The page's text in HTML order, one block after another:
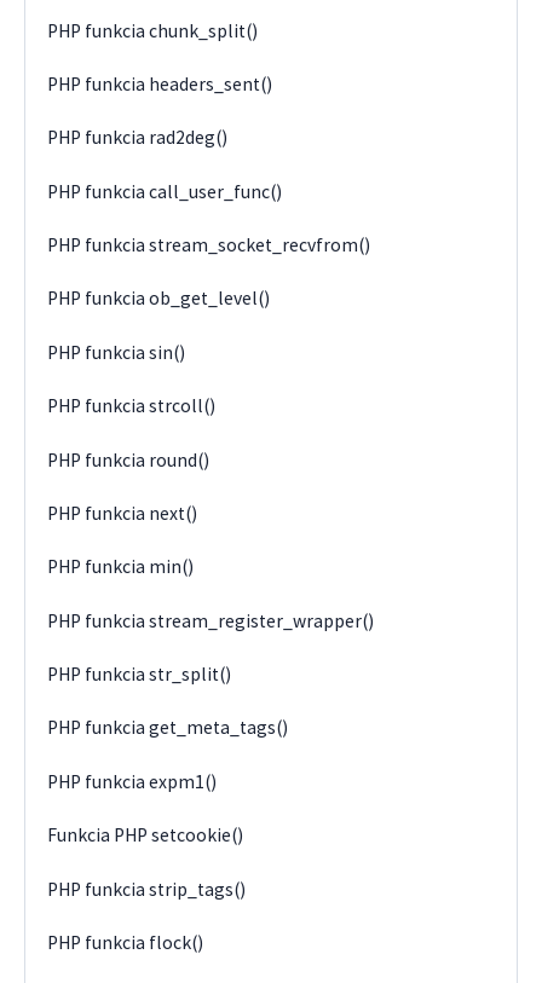
PHP funkcia chunk_split()
PHP funkcia headers_sent()
PHP funkcia rad2deg()
PHP funkcia call_user_func()
PHP funkcia stream_socket_recvfrom()
PHP funkcia ob_get_level()
PHP funkcia sin()
PHP funkcia strcoll()
PHP funkcia round()
PHP funkcia next()
PHP funkcia min()
PHP funkcia stream_register_wrapper()
PHP funkcia str_split()
PHP funkcia get_meta_tags()
PHP funkcia expm1()
Funkcia PHP setcookie()
PHP funkcia strip_tags()
PHP funkcia flock()